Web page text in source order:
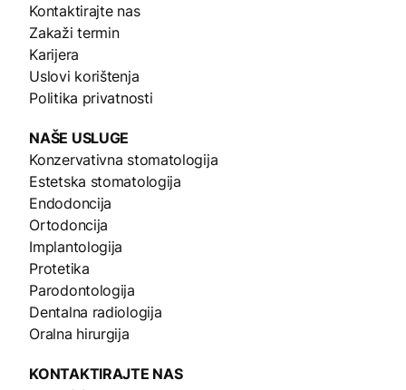
Kontaktirajte nas
Zakaži termin
Karijera
Uslovi korištenja
Politika privatnosti
NAŠE USLUGE
Konzervativna stomatologija
Estetska stomatologija
Endodoncija
Ortodoncija
Implantologija
Protetika
Parodontologija
Dentalna radiologija
Oralna hirurgija
KONTAKTIRAJTE NAS